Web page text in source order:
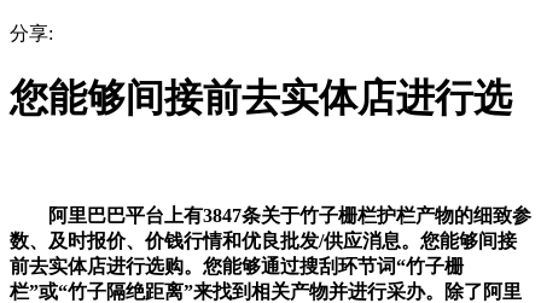
分享:
您能够间接前去实体店进行选
阿里巴巴平台上有3847条关于竹子栅栏护栏产物的细致参
数、及时报价、价钱行情和优良批发/供应消息。您能够间接
前去实体店进行选购。您能够通过搜刮环节词“竹子栅
栏”或“竹子隔绝距离”来找到相关产物并进行采办。除了阿里